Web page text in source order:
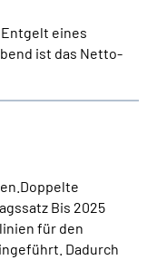
eines
ist das Netto-
Bis 2025
für den
Dadurch